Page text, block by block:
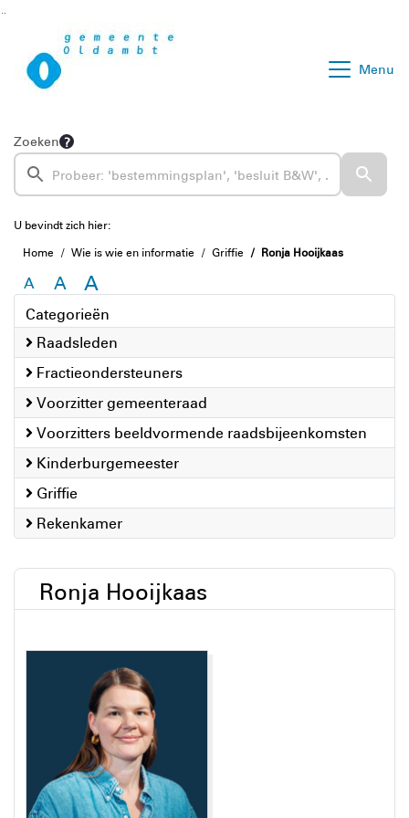
Menu
Zoeken
U bevindt zich hier:
Home
Wie is wie en informatie Griffie Ronja Hooijkaas
A A A
Categorieën
Raadsleden
Fractieondersteuners
Voorzitter gemeenteraad
Voorzitters beeldvormende raadsbijeenkomsten
Kinderburgemeester
Griffie
Rekenkamer
Ronja Hooijkaas